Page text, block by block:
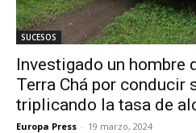
SUCESOS
Investigado un hombre
Terra Chá por conducir
triplicando la tasa de
Europa Press - 19 marzo, 2024